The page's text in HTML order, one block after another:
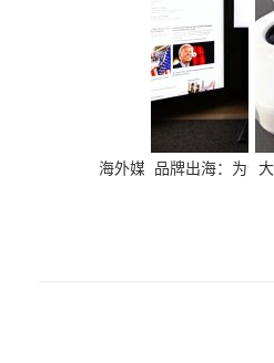
海外媒体代理&全球媒体
品牌出海：为什